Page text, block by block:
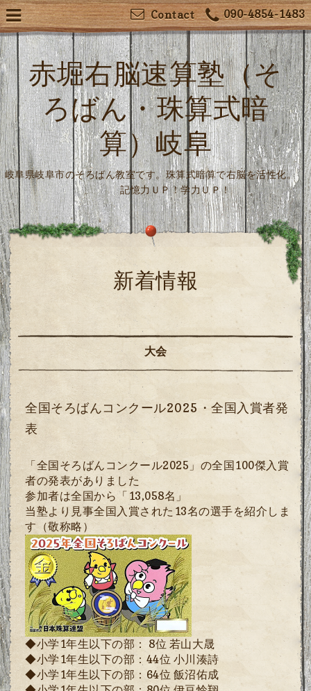
090-4854-1483
Contact
赤堀右脳速算塾（そ
ろばん・珠算式暗
算）岐阜
岐阜県岐阜市のそろばん教室です。珠算式暗算で右脳を活性化。
記憶力ＵＰ！学力ＵＰ！
新着情報
大会
全国そろばんコンクール2025・全国入賞者発
表
「全国そろばんコンクール2025」の全国100傑入賞
者の発表がありました
参加者は全国から「13,058名」
当塾より見事全国入賞された13名の選手を紹介しま
す（敬称略）
◆小学1年生以下の部： 8位 若山大晟
◆小学1年生以下の部：44位 小川湊詩
◆小学1年生以下の部 ：64位 飯沼佑成